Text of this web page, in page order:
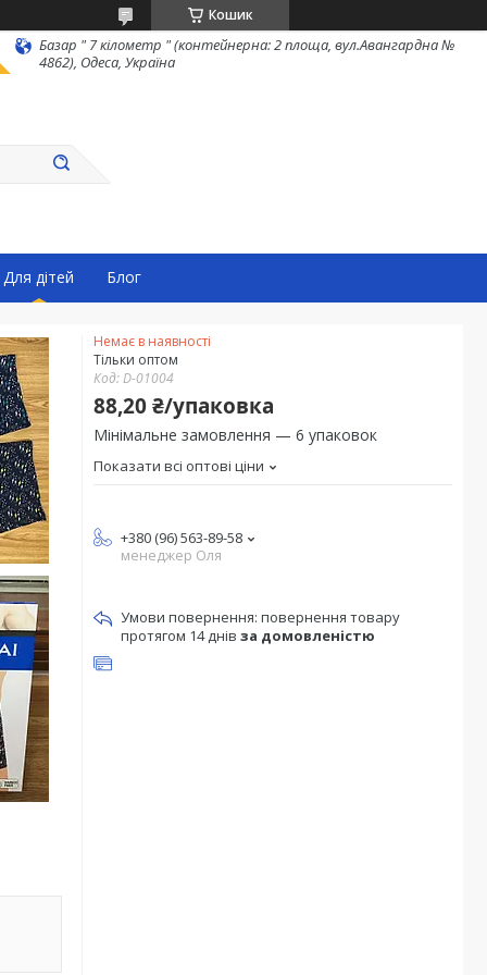
Кошик
Базар " 7 кілометр " (контейнерна: 2 площа, вул.Авангардна №
4862), Одеса, Україна
Для дітей Блог
Немає в наявності
Тільки оптом
Код:D-01004
88,20 ₴/упаковка
Мінімальне замовлення — 6 упаковок
Показати всі оптові ціни
+380 (96) 563-89-58
менеджер Оля
повернення товару
протягом 14 днів за домовленістю